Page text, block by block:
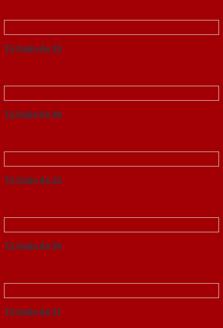
Tủ Quần Áo 30
Tủ Quần Áo 40
Tủ Quần Áo 22
Tủ Quần Áo 36
Tủ Quần Áo 51